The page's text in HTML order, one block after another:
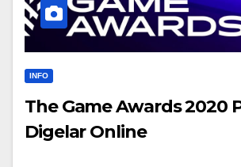
INFO
The Game Awards 2020
Digelar Online